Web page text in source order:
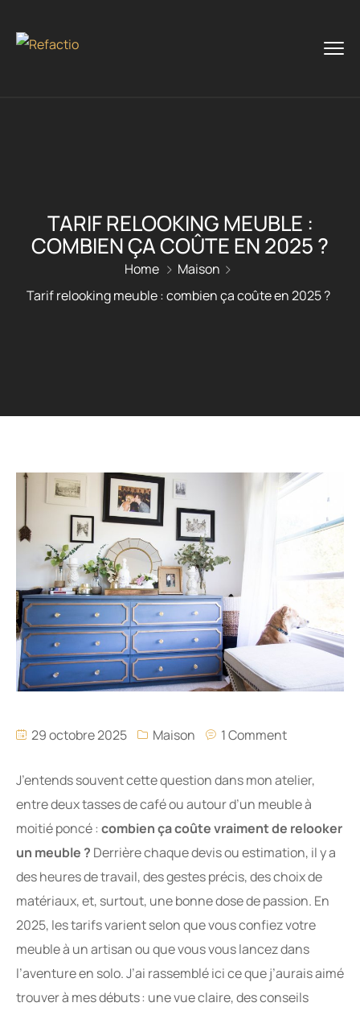
TARIF RELOOKING MEUBLE :
COMBIEN ÇA COÛTE EN 2025 ?
Home
Maison
Tarif relooking meuble : combien ça coûte en 2025 ?
29 octobre 2025 Maison 1 Comment
J’entends souvent cette question dans mon atelier,
entre deux tasses de café ou autour d’un meuble à
moitié poncé : combien ça coûte vraiment de relooker
un meuble ? Derrière chaque devis ou estimation, il y a
des heures de travail, des gestes précis, des choix de
matériaux, et, surtout, une bonne dose de passion. En
2025, les tarifs varient selon que vous confiez votre
meuble à un artisan ou que vous vous lancez dans
l’aventure en solo. J’ai rassemblé ici ce que j’aurais aimé
trouver à mes débuts : une vue claire, des conseils